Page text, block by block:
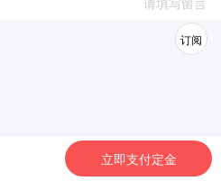
立即支付定金
订阅